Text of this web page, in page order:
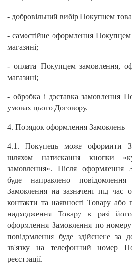
- добровільний вибір Покупцем
- самостійне оформлення Покупцем
магазині;
- оплата Покупцем замовлення,
магазині;
- обробка і доставка замовлення
умовах цього Договору.
4. Порядок оформлення Замовлень
4.1. Покупець може оформити
шляхом натискання кнопки
замовлення». Після оформлення
буде направлено
Замовлення на зазначені під час
контакти та наявності Товару або
надходження Товару в разі
оформлення Замовлення по
повідомлення буде здійснене за
зв'язку на телефонний номер
реєстрації.